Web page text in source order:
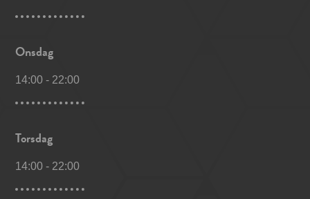
Onsdag
14:00 - 22:00
Torsdag
14:00 - 22:00